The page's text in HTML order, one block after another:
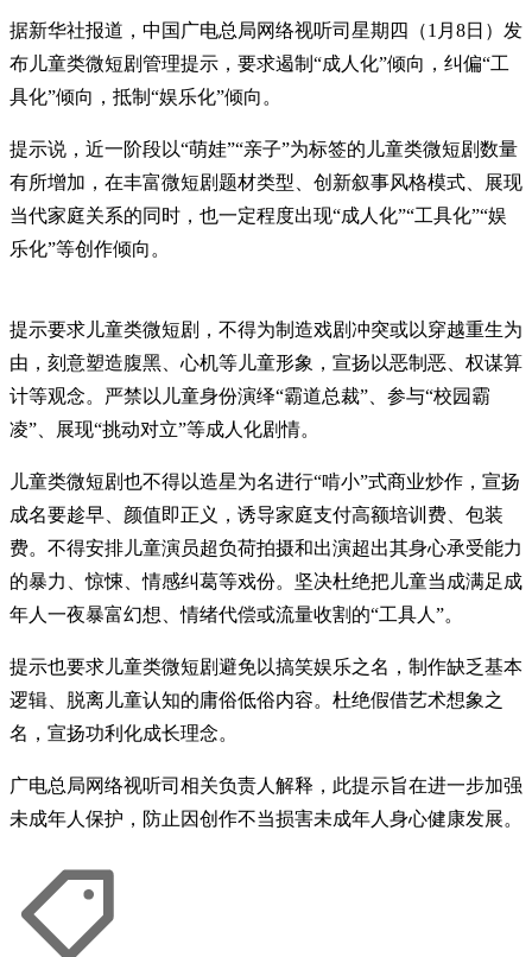
据新华社报道，中国广电总局网络视听司星期四（1月8日）发
布儿童类微短剧管理提示，要求遏制“成人化”倾向，纠偏“工
具化”倾向，抵制“娱乐化”倾向。
提示说，近一阶段以“萌娃”“亲子”为标签的儿童类微短剧数量
有所增加，在丰富微短剧题材类型、创新叙事风格模式、展现
当代家庭关系的同时，也一定程度出现“成人化”“工具化”“娱
乐化”等创作倾向。
提示要求儿童类微短剧，不得为制造戏剧冲突或以穿越重生为
由，刻意塑造腹黑、心机等儿童形象，宣扬以恶制恶、权谋算
计等观念。严禁以儿童身份演绎“霸道总裁”、参与“校园霸
凌”、展现“挑动对立”等成人化剧情。
儿童类微短剧也不得以造星为名进行“啃小”式商业炒作，宣扬
成名要趁早、颜值即正义，诱导家庭支付高额培训费、包装
费。不得安排儿童演员超负荷拍摄和出演超出其身心承受能力
的暴力、惊悚、情感纠葛等戏份。坚决杜绝把儿童当成满足成
年人一夜暴富幻想、情绪代偿或流量收割的“工具人”。
提示也要求儿童类微短剧避免以搞笑娱乐之名，制作缺乏基本
逻辑、脱离儿童认知的庸俗低俗内容。杜绝假借艺术想象之
名，宣扬功利化成长理念。
广电总局网络视听司相关负责人解释，此提示旨在进一步加强
未成年人保护，防止因创作不当损害未成年人身心健康发展。